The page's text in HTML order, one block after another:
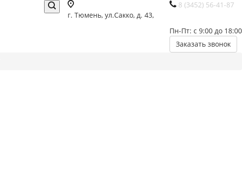
8 (3452) 56-41-87
Пн-Пт: с 9:00 до 18:00
Заказать звонок
г. Тюмень, ул.Сакко, д. 43,